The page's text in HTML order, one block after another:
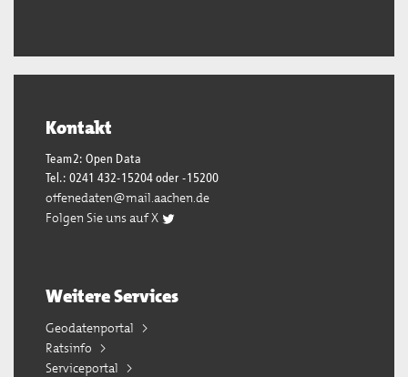
Kontakt
Team2: Open Data
Tel.: 0241 432-15204 oder -15200
offenedaten@mail.aachen.de
Folgen Sie uns auf X
Weitere Services
Geodatenportal
Ratsinfo
Serviceportal